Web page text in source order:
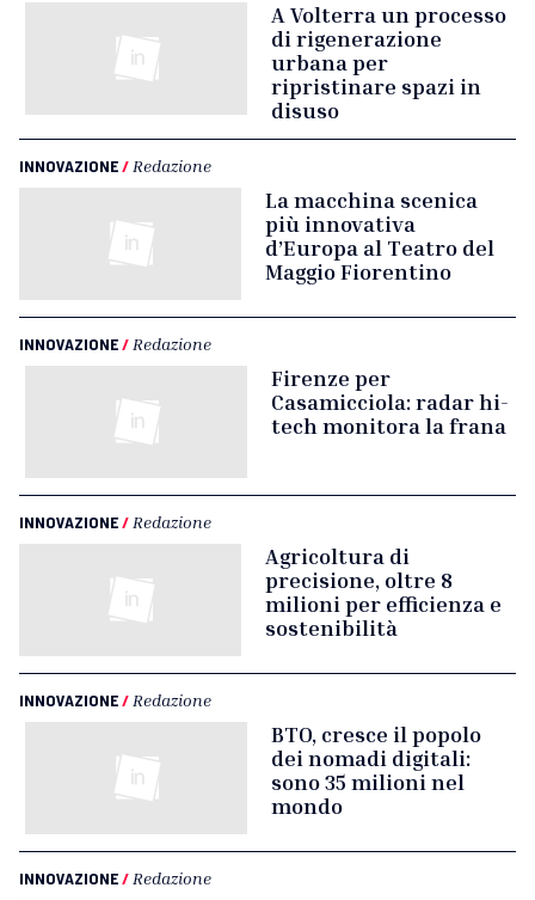
A Volterra un processo
di rigenerazione
urbana per
ripristinare spazi in
disuso
INNOVAZIONE/ Redazione
La macchina scenica
più innovativa
d’Europa al Teatro del
Maggio Fiorentino
INNOVAZIONE/ Redazione
Firenze per
Casamicciola: radar hi-
tech monitora la frana
INNOVAZIONE/ Redazione
Agricoltura di
precisione, oltre 8
milioni per efficienza e
sostenibilità
INNOVAZIONE/ Redazione
BTO, cresce il popolo
dei nomadi digitali:
sono 35 milioni nel
mondo
INNOVAZIONE/ Redazione